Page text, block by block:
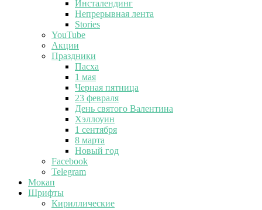
Инсталендинг
Непрерывная лента
Stories
YouTube
Акции
Праздники
Пасха
1 мая
Черная пятница
23 февраля
День святого Валентина
Хэллоуин
1 сентября
8 марта
Новый год
Facebook
Telegram
Мокап
Шрифты
Кириллические